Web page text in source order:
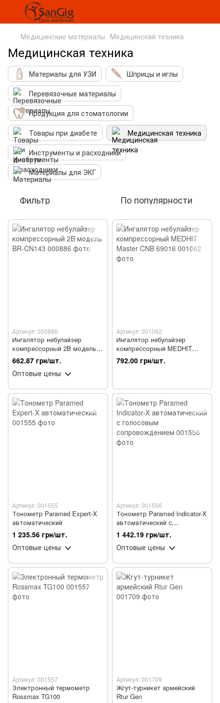
Медицинские материалы Медицинская техника
Медицинская техника
Материалы для УЗИ
Шприцы и иглы
Перевязочные материалы
Продукция для стоматологии
Товары при диабете
Медицинская техника
Инструменты и расходники
Материалы для ЭКГ
Фильтр По популярности
Артикул: 000886
Ингалятор небулайзер
компрессорный 2B модель
BR-CN143
662.87 грн/шт.
Оптовые цены
Артикул: 001062
Ингалятор небулайзер
компрессорный MEDHIT
Master CNB 69016
792.00 грн/шт.
Артикул: 001555
Тонометр Paramed Expert-X
автоматический
1 235.56 грн/шт.
Оптовые цены
Артикул: 001556
Тонометр Paramed Indicator-X
автоматический с
голосовым сопровождением
1 442.19 грн/шт.
Оптовые цены
Артикул: 001557
Электронный термометр
Rossmax TG100
Артикул: 001709
Жгут-турникет армейский
Rtur Gen